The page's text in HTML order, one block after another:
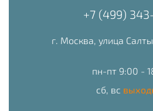
+7 (499)
г. Москва, улица
пн-пт 9:00 -
сб, вс